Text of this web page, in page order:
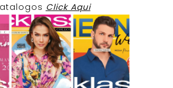
Click Aqui